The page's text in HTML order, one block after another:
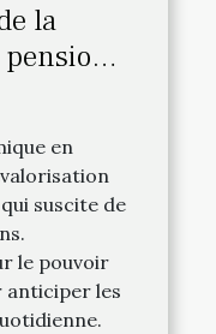
la
en
suscite de
le pouvoir
anticiper les